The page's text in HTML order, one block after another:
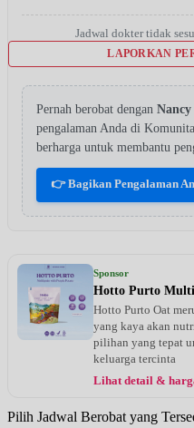
Jadwal dokter tidak
LAPORKAN
Pernah berobat dengan
pengalaman Anda di
berharga untuk membantu
👉 Bagikan Pengalaman
Sponsor
Hotto Purto
Hotto Purto Oat
yang kaya akan
pilihan yang tepat
keluarga tercinta
Lihat detail &
Pilih Jadwal Berobat yang